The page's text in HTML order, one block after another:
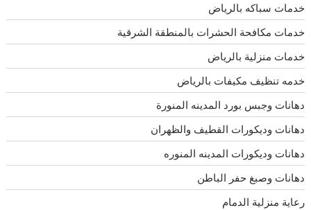
خدمات سباكه بالرياض
خدمات مكافحة الحشرات بالمنطقة الشرقية
خدمات منزلية بالرياض
خدمه تنظيف مكيفات بالرياض
دهانات وجبس بورد المدينه المنورة
دهانات وديكورات القطيف والظهران
دهانات وديكورات المدينه المنوره
دهانات وصبغ حفر الباطن
رعاية منزلية الدمام